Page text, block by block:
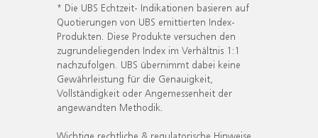
* Die UBS Echtzeit- Indikationen basieren auf
Quotierungen von UBS emittierten Index-
Produkten. Diese Produkte versuchen den
zugrundeliegenden Index im Verhältnis 1:1
nachzufolgen. UBS übernimmt dabei keine
Gewährleistung für die Genauigkeit,
Vollständigkeit oder Angemessenheit der
angewandten Methodik.